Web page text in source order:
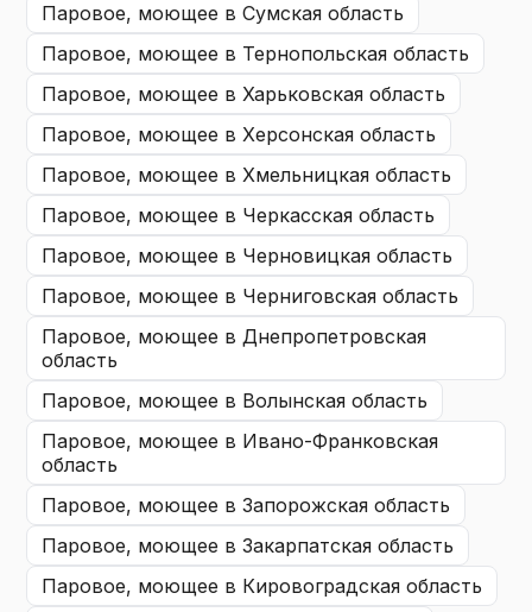
паровое, моющее в Сумская область
паровое, моющее в Тернопольская область
паровое, моющее в Харьковская область
паровое, моющее в Херсонская область
паровое, моющее в Хмельницкая область
паровое, моющее в Черкасская область
паровое, моющее в Черновицкая область
паровое, моющее в Черниговская область
паровое, моющее в Днепропетровская
область
паровое, моющее в Волынская область
паровое, моющее в Ивано-Франковская
область
паровое, моющее в Запорожская область
паровое, моющее в Закарпатская область
паровое, моющее в Кировоградская область